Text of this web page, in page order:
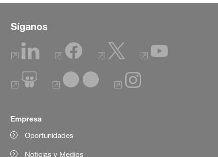
Síganos
Empresa
Oportunidades
Noticias y Medios